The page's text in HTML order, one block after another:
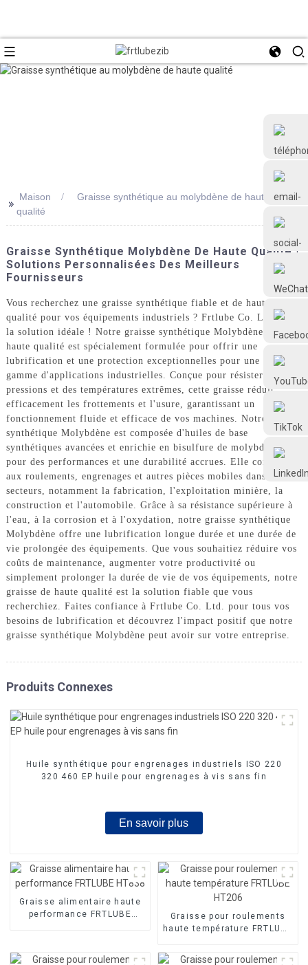
+86 18126677577
Frtlube
FRTLUBE
@FRTLUBE8
@FRTLUBE8
>> Maison
Graisse synthétique au molybdène de haute
qualité
Graisse Synthétique Molybdène De Haute Qualité |
Solutions Personnalisées Des Meilleurs
Fournisseurs
Vous recherchez une graisse synthétique fiable et de haute
qualité pour vos équipements industriels ? Frtlube Co. Ltd. est
la solution idéale ! Notre graisse synthétique Molybdène de
haute qualité est spécialement formulée pour offrir une
lubrification et une protection exceptionnelles pour une large
gamme d'applications industrielles. Conçue pour résister à des
pressions et des températures extrêmes, cette graisse réduit
efficacement les frottements et l'usure, garantissant un
fonctionnement fluide et efficace de vos machines. Notre graisse
synthétique Molybdène est composée d'huiles de base
synthétiques avancées et enrichie en bisulfure de molybdène
pour des performances et une durabilité accrues. Elle convient
aux roulements, engrenages et autres pièces mobiles dans divers
secteurs, notamment la fabrication, l'exploitation minière, la
construction et l'automobile. Grâce à sa résistance supérieure à
l'eau, à la corrosion et à l'oxydation, notre graisse synthétique
Molybdène offre une lubrification longue durée et une durée de
vie prolongée des équipements. Que vous souhaitiez réduire vos
coûts de maintenance, augmenter votre productivité ou
simplement prolonger la durée de vie de vos équipements, notre
graisse de haute qualité est la solution fiable que vous
recherchiez. Faites confiance à Frtlube Co. Ltd. pour tous vos
besoins de lubrification et découvrez l'impact positif que notre
graisse synthétique Molybdène peut avoir sur votre entreprise.
Produits Connexes
Huile synthétique pour engrenages industriels ISO 220
320 460 EP huile pour engrenages à vis sans fin
En savoir plus
Graisse alimentaire haute
performance FRTLUBE
Graisse pour roulements
haute température FRTLUBE